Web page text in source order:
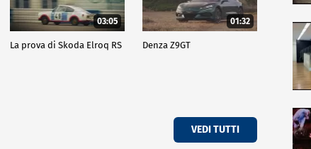
03:05
La prova di Skoda Elroq RS
01:32
Denza Z9GT
VEDI TUTTI